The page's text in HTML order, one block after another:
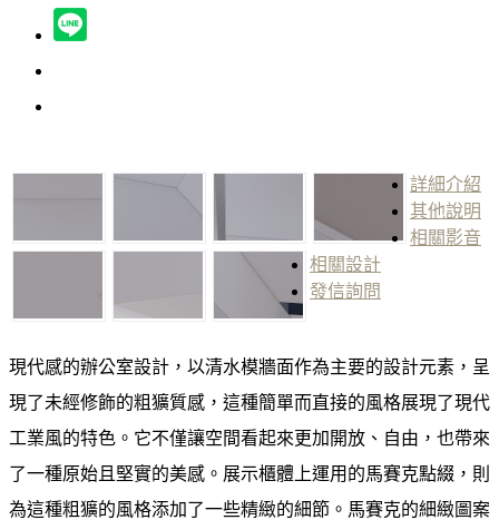
詳細介紹
其他說明
相關影音
相關設計
發信詢問
現代感的辦公室設計，以清水模牆面作為主要的設計元素，呈
現了未經修飾的粗獷質感，這種簡單而直接的風格展現了現代
工業風的特色。它不僅讓空間看起來更加開放、自由，也帶來
了一種原始且堅實的美感。展示櫃體上運用的馬賽克點綴，則
為這種粗獷的風格添加了一些精緻的細節。馬賽克的細緻圖案